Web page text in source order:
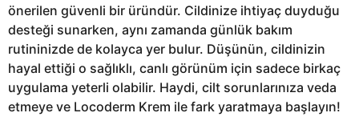
önerilen güvenli bir üründür. Cildinize ihtiyaç duyduğu
desteği sunarken, aynı zamanda günlük bakım
rutininizde de kolayca yer bulur. Düşünün, cildinizin
hayal ettiği o sağlıklı, canlı görünüm için sadece birkaç
uygulama yeterli olabilir. Haydi, cilt sorunlarınıza veda
etmeye ve Locoderm Krem ile fark yaratmaya başlayın!